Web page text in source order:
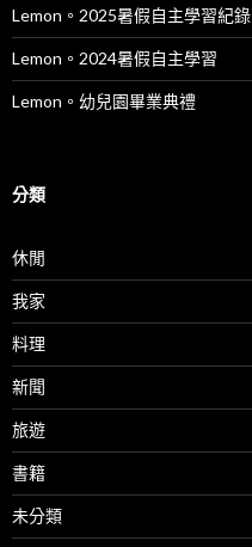
Lemon。2025暑假自主學習紀錄
Lemon。2024暑假自主學習
Lemon。幼兒園畢業典禮
分類
休閒
我家
料理
新聞
旅遊
書籍
未分類